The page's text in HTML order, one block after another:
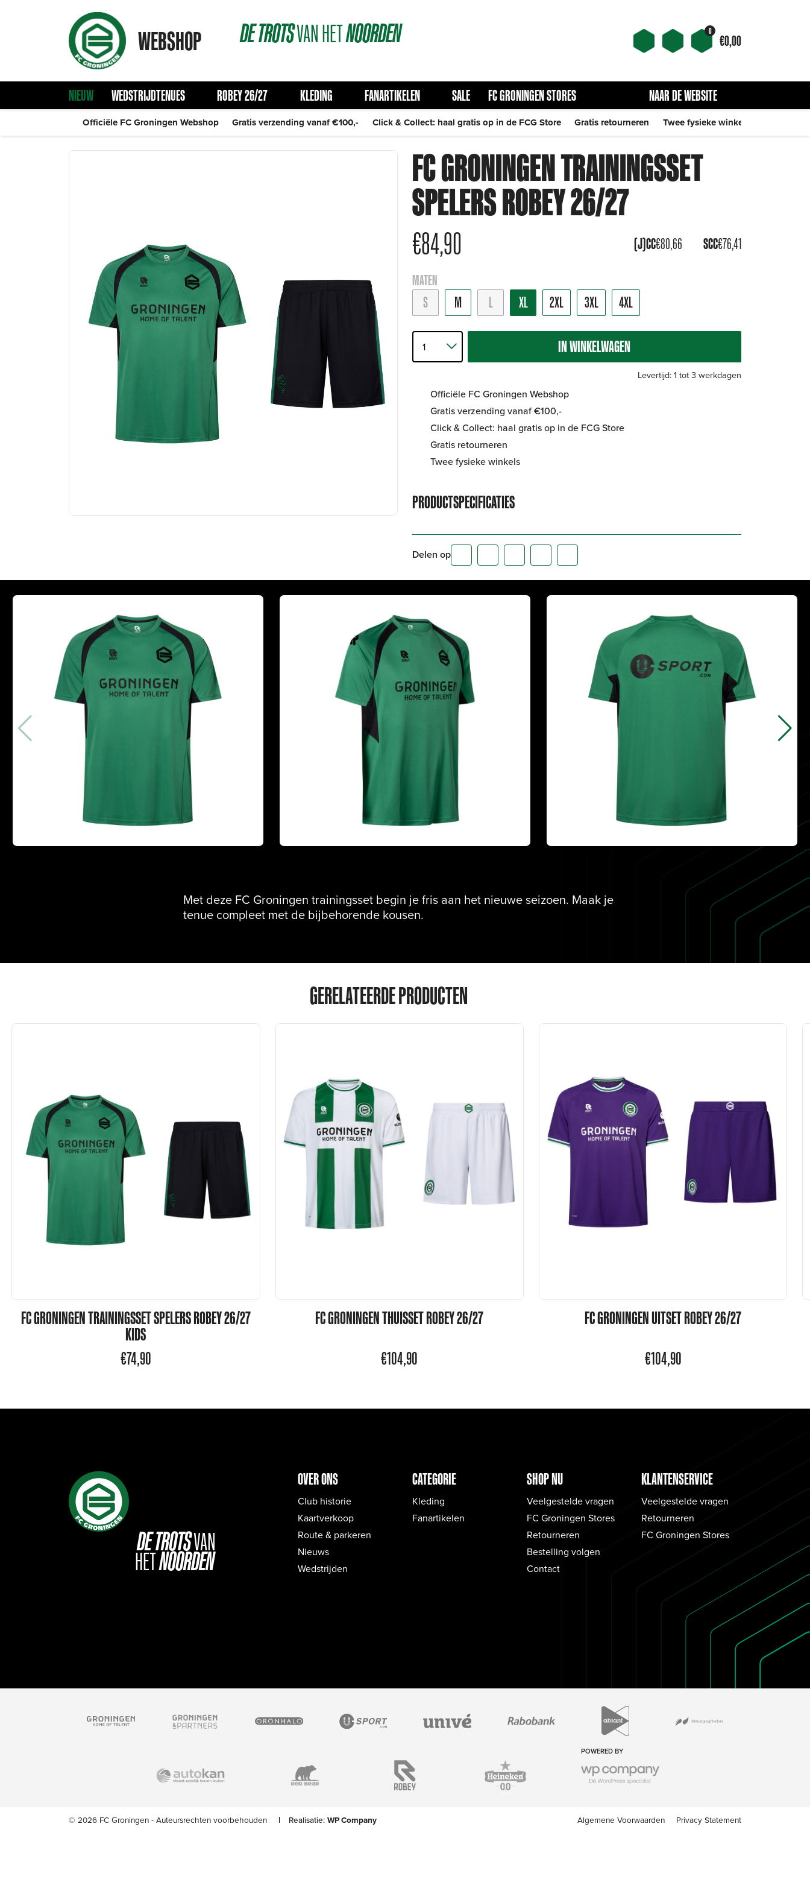
WEBSHOP DETROTSVANHETNOORDEN 0
€0,00
NIEUW WEDSTRIJDTENUES ROBEY 26/27 KLEDING FANARTIKELEN SALE FC GRONINGEN STORES NAAR DE WEBSITE
Officiële FC Groningen Webshop Gratis verzending vanaf €100,- Click & Collect: haal gratis op in de FCG Store Gratis retourneren Twee fysieke winkels
FC GRONINGEN TRAININGSSET
SPELERS ROBEY 26/27
€84,90 (J)CC€80,66 SCC€76,41
MATEN
S M L XL 2XL 3XL 4XL
IN WINKELWAGEN
Levertijd: 1 tot 3 werkdagen
Officiële FC Groningen Webshop
Gratis verzending vanaf €100,-
Click & Collect: haal gratis op in de FCG Store
Gratis retourneren
Twee fysieke winkels
PRODUCTSPECIFICATIES
Delen op
Met deze FC Groningen trainingsset begin je fris aan het nieuwe seizoen. Maak je
tenue compleet met de bijbehorende kousen.
GERELATEERDE PRODUCTEN
FC GRONINGEN TRAININGSSET SPELERS ROBEY 26/27
KIDS
€74,90
FC GRONINGEN THUISSET ROBEY 26/27
€104,90
FC GRONINGEN UITSET ROBEY 26/27
€104,90
DETROTSVAN
HETNOORDEN
OVER ONS
Club historie
Kaartverkoop
Route & parkeren
Nieuws
Wedstrijden
CATEGORIE
Kleding
Fanartikelen
SHOP NU
Veelgestelde vragen
FC Groningen Stores
Retourneren
Bestelling volgen
Contact
KLANTENSERVICE
Veelgestelde vragen
Retourneren
FC Groningen Stores
POWERED BY
© 2026 FC Groningen - Auteursrechten voorbehouden Realisatie: WP Company Algemene Voorwaarden Privacy Statement